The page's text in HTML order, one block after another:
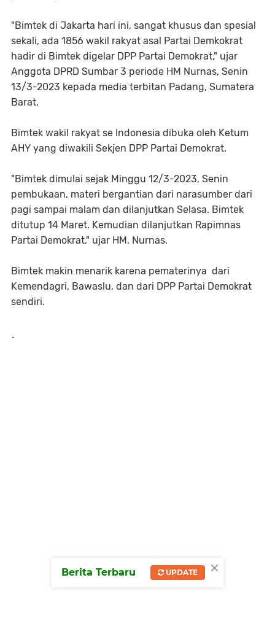
"Bimtek di Jakarta hari ini, sangat khusus dan spesial
sekali, ada 1856 wakil rakyat asal Partai Demkokrat
hadir di Bimtek digelar DPP Partai Demokrat," ujar
Anggota DPRD Sumbar 3 periode HM Nurnas, Senin
13/3-2023 kepada media terbitan Padang, Sumatera
Barat.
Bimtek wakil rakyat se Indonesia dibuka oleh Ketum
AHY yang diwakili Sekjen DPP Partai Demokrat.
"Bimtek dimulai sejak Minggu 12/3-2023, Senin
pembukaan, materi bergantian dari narasumber dari
pagi sampai malam dan dilanjutkan Selasa. Bimtek
ditutup 14 Maret. Kemudian dilanjutkan Rapimnas
Partai Demokrat," ujar HM. Nurnas.
Bimtek makin menarik karena pematerinya dari
Kemendagri, Bawaslu, dan dari DPP Partai Demokrat
sendiri.
-
×
Berita Terbaru UPDATE